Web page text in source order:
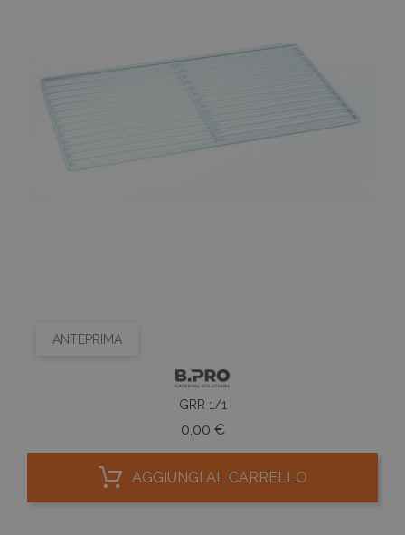
ANTEPRIMA
GRR 1/1
0,00 €Prezzo
AGGIUNGI AL CARRELLO